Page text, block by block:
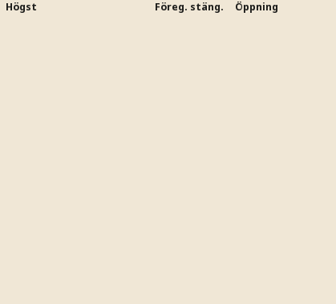
Högst Föreg. stäng. Öppning